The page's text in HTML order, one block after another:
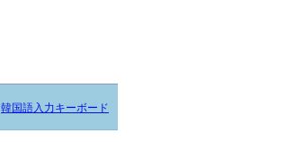
韓国語入力キーボード